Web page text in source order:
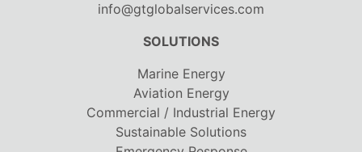
info@gtglobalservices.com
SOLUTIONS
Marine Energy
Aviation Energy
Commercial / Industrial Energy
Sustainable Solutions